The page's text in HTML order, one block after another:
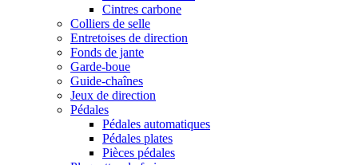
Cintres carbone
Colliers de selle
Entretoises de direction
Fonds de jante
Garde-boue
Guide-chaînes
Jeux de direction
Pédales
Pédales automatiques
Pédales plates
Pièces pédales